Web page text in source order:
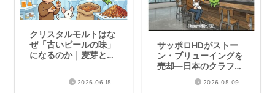
クリスタルモルトはな
ぜ「古いビールの味」
になるのか｜麦芽と酸
2026.06.15
サッポロHDがストー
ン・ブリューイングを
売却—日本のクラフト
ビール業界への影響
は？【2026年最新】
2026.05.09